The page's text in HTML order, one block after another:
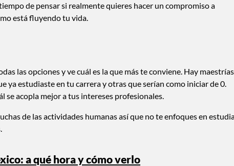
de pensar si realmente quieres hacer un compromiso a
está fluyendo tu vida.
las opciones y ve cuál es la que más te conviene. Hay maestrías
ya estudiaste en tu carrera y otras que serían como iniciar de 0.
se acopla mejor a tus intereses profesionales.
de las actividades humanas así que no te enfoques en
a qué hora y cómo verlo